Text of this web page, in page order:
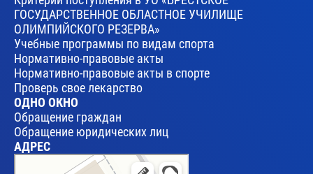
ГОСУДАРСТВЕННОЕ ОБЛАСТНОЕ УЧИЛИЩЕ
ОЛИМПИЙСКОГО РЕЗЕРВА»
Учебные программы по видам спорта
Нормативно-правовые акты
Нормативно-правовые акты в спорте
Проверь свое лекарство
ОДНО ОКНО
Обращение граждан
Обращение юридических лиц
АДРЕС
Брест
Улица Леваневского, 17 — Яндекс Карты